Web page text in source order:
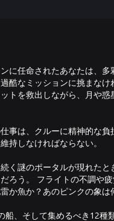
に任命されたあなたは、
酷なミッションに挑まな
トを救出しながら、月や
事は、クルーに精神的な
持しなければならない。
く謎のポータルが現れた
ろう。 フライトの不調や
か魚か？あのピンクの象は
船、そして集めるべき12種